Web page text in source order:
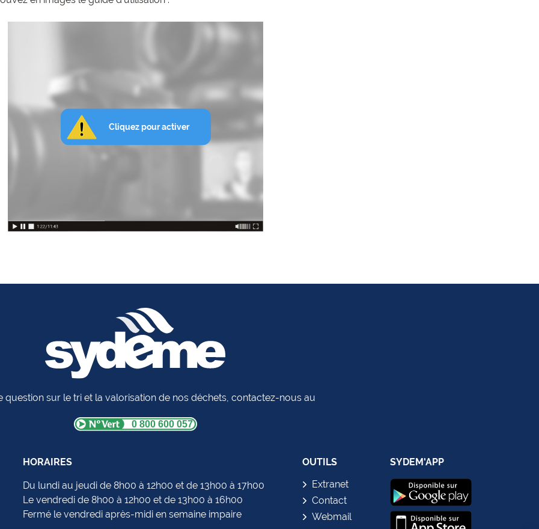
question sur le tri et la valorisation de nos déchets, contactez-nous au
0 800 600 057
HORAIRES
Du lundi au jeudi de 8h00 à 12h00 et de 13h00 à 17h00
Le vendredi de 8h00 à 12h00 et de 13h00 à 16h00
Fermé le vendredi après-midi en semaine impaire
OUTILS
Extranet
Contact
Webmail
SYDEM'APP